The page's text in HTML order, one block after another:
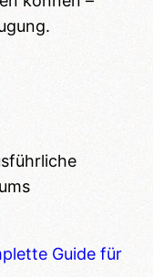
Guide für